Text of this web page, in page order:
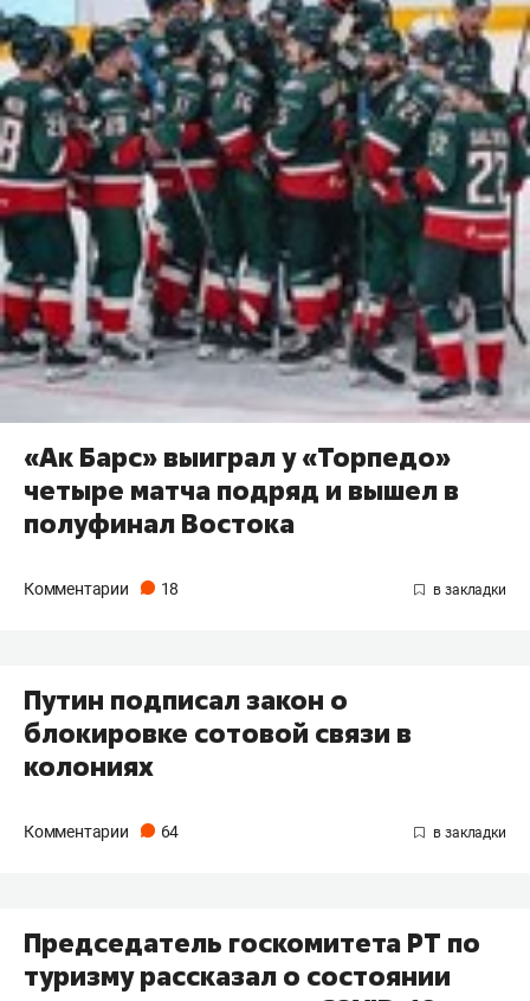
«Ак Барс» выиграл у «Торпедо»
четыре матча подряд и вышел в
полуфинал Востока
Комментарии 18
Путин подписал закон о
блокировке сотовой связи в
колониях
Комментарии 64
Председатель госкомитета РТ по
туризму рассказал о состоянии